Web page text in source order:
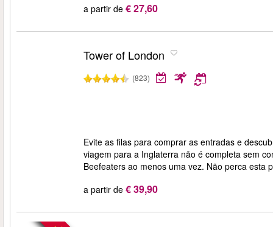
a partir de € 27,60
Tower of London
(823)
Evite as filas para comprar as entradas e
viagem para a Inglaterra não é completa sem
Beefeaters ao menos uma vez. Não perca esta
a partir de € 39,90